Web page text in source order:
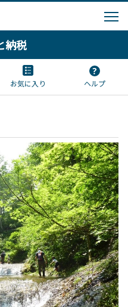
納税
お気に入り ヘルプ